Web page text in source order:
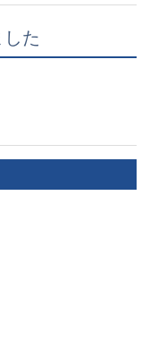
た